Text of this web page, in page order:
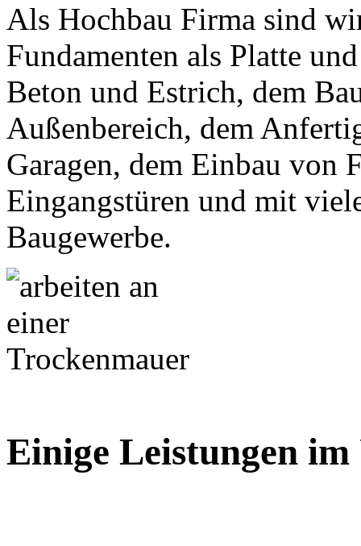
Als Hochbau Firma sind
Fundamenten als Platte
Beton und Estrich, dem
Außenbereich, dem
Garagen, dem Einbau von
Eingangstüren und mit
Baugewerbe.
Einige Leistungen